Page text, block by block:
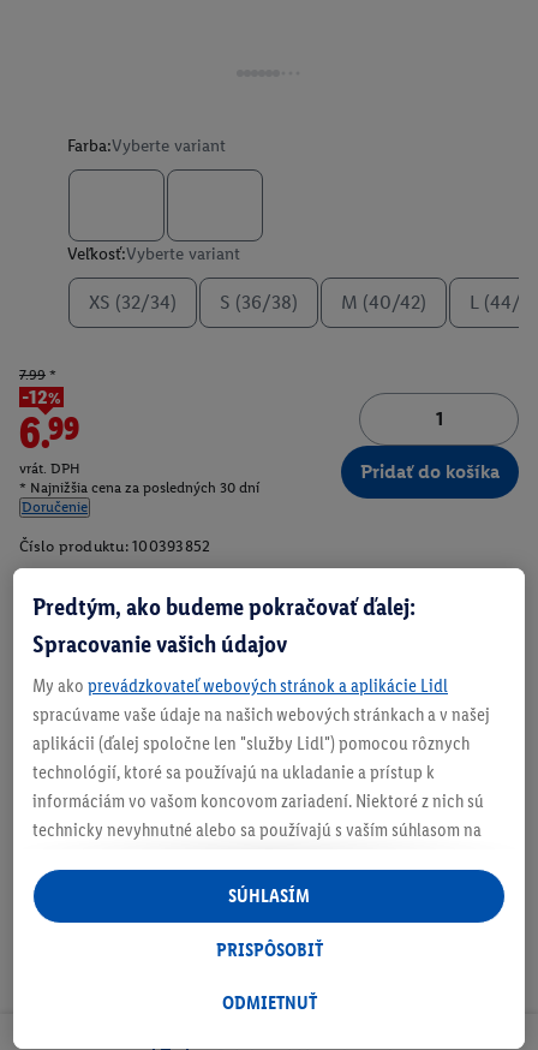
Farba:Vyberte variant
Veľkosť:Vyberte variant
XS (32/34) S (36/38) M (40/42) L (44/
7.99 *
-12%
6.99
vrát. DPH
* Najnižšia cena za posledných 30 dní
Doručenie
Pridať do košíka
Číslo produktu: 100393852
Zistite svoju veľkosť
O produkte
Predtým, ako budeme pokračovať ďalej:
Spracovanie vašich údajov
My ako prevádzkovateľ webových stránok a aplikácie Lidl
spracúvame vaše údaje na našich webových stránkach a v našej
aplikácii (ďalej spoločne len "služby Lidl") pomocou rôznych
technológií, ktoré sa používajú na ukladanie a prístup k
informáciám vo vašom koncovom zariadení. Niektoré z nich sú
technicky nevyhnutné alebo sa používajú s vaším súhlasom na
personalizovanú reklamu v rámci služieb Lidl aj mimo nich. Ak
ste účastníkom programu Lidl Plus, na tieto účely sa spracúvajú
aj údaje z vášho nákupného správania v obchode.
následne si vytvoríte účet Lidl Plus alebo sa prihlásite do svojho
ODMIETNUŤ
PRISPÔSOBIŤ
SÚHLASÍM